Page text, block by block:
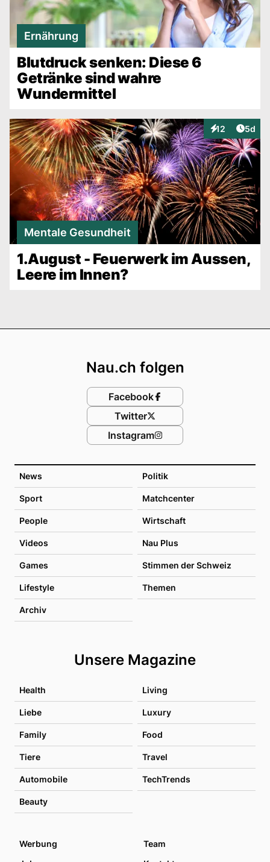
Ernährung
Blutdruck senken: Diese 6
Getränke sind wahre
Wundermittel
12
Interaktionen
5d
Mentale Gesundheit
1.August - Feuerwerk im Aussen,
Leere im Innen?
News Politik
Sport Matchcenter
People Wirtschaft
Videos Nau Plus
Games Stimmen der Schweiz
Lifestyle Themen
Archiv
Unsere Magazine
Health Living
Liebe Luxury
Family Food
Tiere Travel
Automobile TechTrends
Beauty
Nau.ch folgen
Facebook
Twitter
Instagram
Werbung
Team